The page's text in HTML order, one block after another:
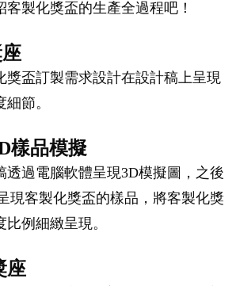
製化獎盃的生產全過程吧！
獎盃訂製需求設計在設計稿上呈現
節。
樣品模擬
透過電腦軟體呈現3D模擬圖，之後
現客製化獎盃的樣品，將客製化獎
例細緻呈現。
座